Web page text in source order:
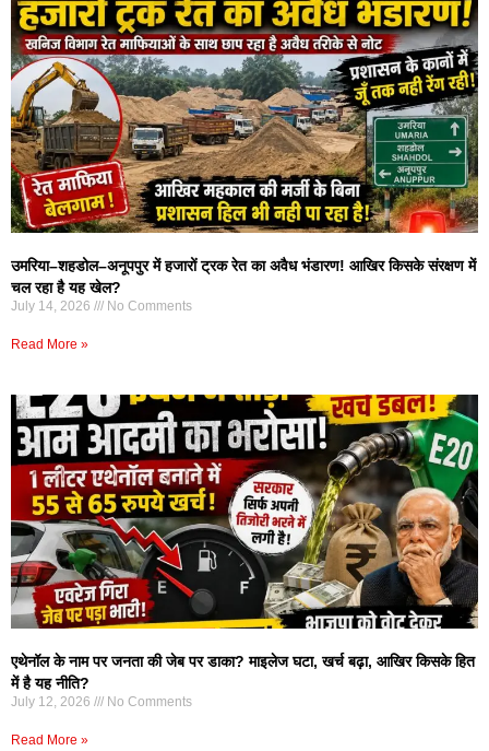
उमरिया–शहडोल–अनूपपुर में हजारों ट्रक रेत का अवैध भंडारण! आखिर किसके संरक्षण में
चल रहा है यह खेल?
July 14, 2026 No Comments
Read More »
एथेनॉल के नाम पर जनता की जेब पर डाका? माइलेज घटा, खर्च बढ़ा, आखिर किसके हित
में है यह नीति?
July 12, 2026 No Comments
Read More »